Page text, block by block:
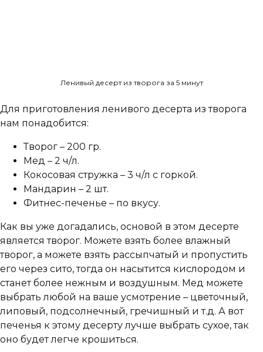
Ленивый десерт из творога за 5 минут
Для приготовления ленивого десерта из творога
нам понадобится:
Творог – 200 гр.
Мед – 2 ч/л.
Кокосовая стружка – 3 ч/л с горкой.
Мандарин – 2 шт.
Фитнес-печенье – по вкусу.
Как вы уже догадались, основой в этом десерте
является творог. Можете взять более влажный
творог, а можете взять рассыпчатый и пропустить
его через сито, тогда он насытится кислородом и
станет более нежным и воздушным. Мед можете
выбрать любой на ваше усмотрение – цветочный,
липовый, подсолнечный, гречишный и т.д. А вот
печенья к этому десерту лучше выбрать сухое, так
оно будет легче крошиться.